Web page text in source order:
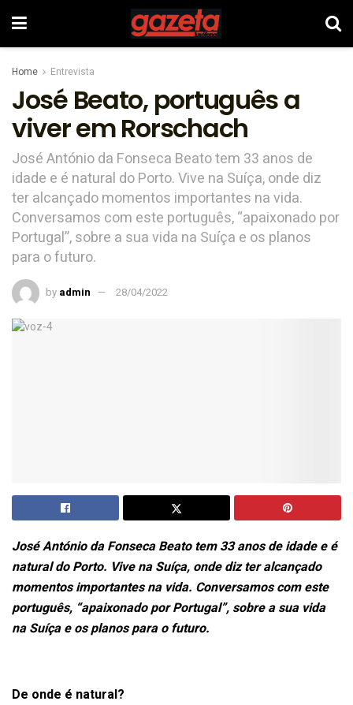
Home Entrevista
José Beato, português a
viver em Rorschach
José António da Fonseca Beato tem 33 anos de
idade e é natural do Porto. Vive na Suíça, onde diz
ter alcançado momentos importantes na vida.
Conversamos com este português, “apaixonado por
Portugal”, sobre a sua vida na Suíça e os planos
para o futuro.
by admin 28/04/2022
José António da Fonseca Beato tem 33 anos de idade e é
natural do Porto. Vive na Suíça, onde diz ter alcançado
momentos importantes na vida. Conversamos com este
português, “apaixonado por Portugal”, sobre a sua vida
na Suíça e os planos para o futuro.
De onde é natural?